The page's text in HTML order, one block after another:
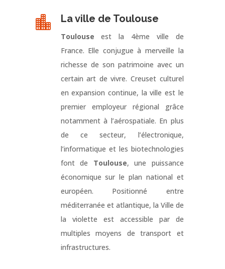
 La ville de Toulouse
Toulouse est la 4ème ville de
France. Elle conjugue à merveille la
richesse de son patrimoine avec un
certain art de vivre. Creuset culturel
en expansion continue, la ville est le
premier employeur régional grâce
notamment à l’aérospatiale. En plus
de ce secteur, l’électronique,
l’informatique et les biotechnologies
font de Toulouse, une puissance
économique sur le plan national et
européen. Positionné entre
méditerranée et atlantique, la Ville de
la violette est accessible par de
multiples moyens de transport et
infrastructures.